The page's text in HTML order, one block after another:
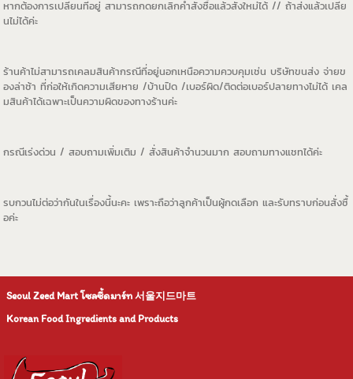
หากต้องการเปลี่ยนที่อยู่ สามารถกดยกเลิกคำสั่งซื้อแล้วสั่งใหม่ได้ // ถ้าส่งแล้วเปลี่ย
นไม่ได้ค่ะ
ร้านค้าไม่สามารถเคลมสินค้ากรณีที่อยู่นอกเหนือความควบคุมเช่น บริษัทขนส่ง จ่ายข
องล่าช้า ที่ก่อให้เกิดความเสียหาย /บ้านปิด /เบอร์ผิด/ติดต่อเบอร์ปลายทางไม่ได้ เคล
มสินค้าได้เฉพาะเป็นความผิดของทางร้านค่ะ
กรณีเร่งด่วน / สอบถามเพิ่มเติม / สั่งสินค้าจำนวนมาก สอบถามทางแชทได้ค่ะ
รบกวนไม่ต่อว่ากันในเรื่องนี้นะคะ เพราะถือว่าลูกค้าเป็นผู้กดเลือก และรับทราบก่อนสั่งซื้
อค่ะ
Seoul Zeed Mart โซลซี้ดมาร์ท서울지드마트
Korean Food Ingredients and Products